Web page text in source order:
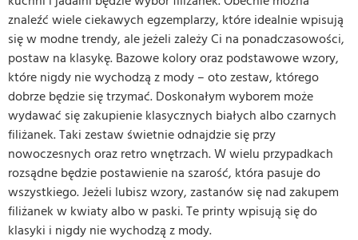
znaleźć wiele ciekawych egzemplarzy, które idealnie wpisują
się w modne trendy, ale jeżeli zależy Ci na ponadczasowości,
postaw na klasykę. Bazowe kolory oraz podstawowe wzory,
które nigdy nie wychodzą z mody – oto zestaw, którego
dobrze będzie się trzymać. Doskonałym wyborem może
wydawać się zakupienie klasycznych białych albo czarnych
filiżanek. Taki zestaw świetnie odnajdzie się przy
nowoczesnych oraz retro wnętrzach. W wielu przypadkach
rozsądne będzie postawienie na szarość, która pasuje do
wszystkiego. Jeżeli lubisz wzory, zastanów się nad zakupem
filiżanek w kwiaty albo w paski. Te printy wpisują się do
klasyki i nigdy nie wychodzą z mody.